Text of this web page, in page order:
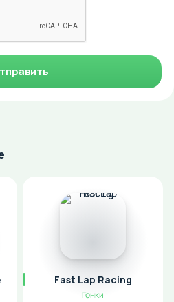
Fast Lap Racing
Гонки